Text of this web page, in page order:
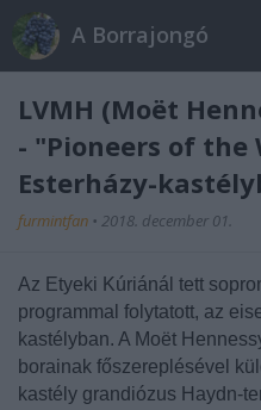
A Borrajongó
LVMH (Moët
- "Pioneers of the
Esterházy-
furmintfan • 2018. december 01.
Az Etyeki Kúriánál tett
programmal folytatott, az
kastélyban. A Moët
borainak főszereplésével
kastély grandiózus Haydn-